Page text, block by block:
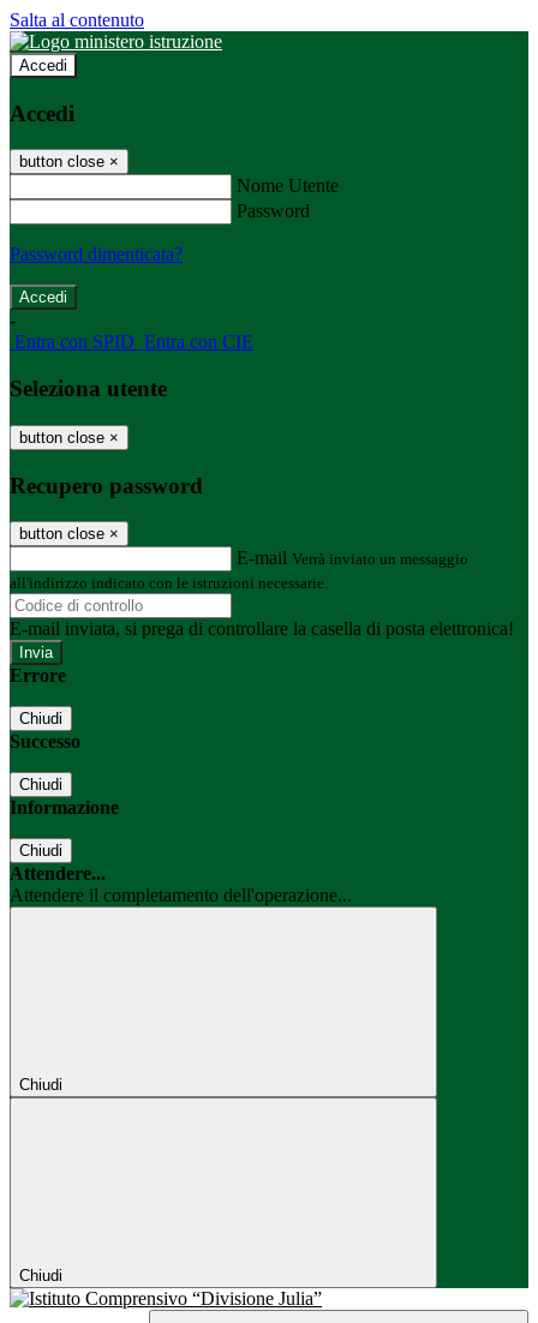
Salta al contenuto
Accedi
Accedi
button close ×
Nome Utente
Password
Password dimenticata?
-
Entra con SPID Entra con CIE
Seleziona utente
button close ×
Recupero password
button close ×
E-mail Verrà inviato un messaggio
all'indirizzo indicato con le istruzioni necessarie.
E-mail inviata, si prega di controllare la casella di posta elettronica!
Errore
Chiudi
Successo
Chiudi
Informazione
Chiudi
Attendere...
Attendere il completamento dell'operazione...
Chiudi
Chiudi